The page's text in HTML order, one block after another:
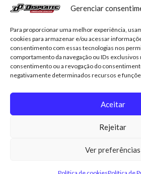
Gerenciar
Para proporcionar uma melhor experiência,
cookies para armazenar e/ou acessar
consentimento com essas tecnologias nos
comportamento da navegação ou IDs exclusivos
consentimento ou a revogação do
negativamente determinados recursos e
Aceitar
Rejeitar
Ver preferências
1.068,79
Adicionar ao
Minha conta
© Copyright - Displatec . Design Zona